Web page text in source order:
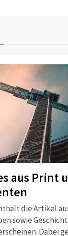
aus Print
die Artikel
sowie
Dabei